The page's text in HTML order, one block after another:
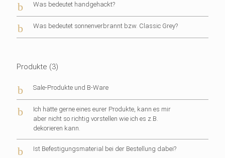
b Was bedeutet handgehackt?
b Was bedeutet sonnenverbrannt bzw. Classic Grey?
Produkte (3)
b Sale-Produkte und B-Ware
b
Ich hätte gerne eines eurer Produkte, kann es mir
aber nicht so richtig vorstellen wie ich es z.B.
dekorieren kann.
b Ist Befestigungsmaterial bei der Bestellung dabei?